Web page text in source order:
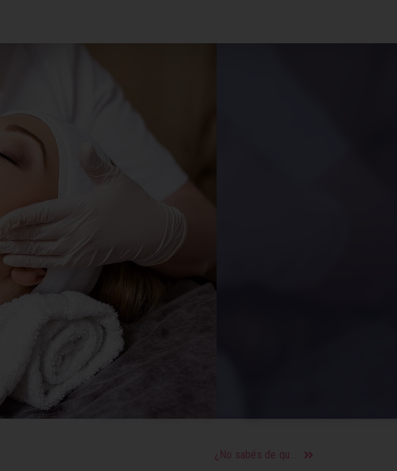
¿No sabés de qué hablar con tu novio o crush? Acá algunos tips